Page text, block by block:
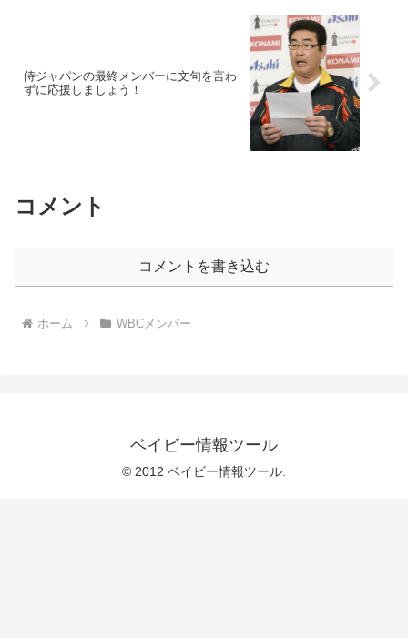
侍ジャパンの最終メンバーに文句を言わ
ずに応援しましょう！
コメント
コメントを書き込む
ホーム WBCメンバー
ベイビー情報ツール
© 2012 ベイビー情報ツール.